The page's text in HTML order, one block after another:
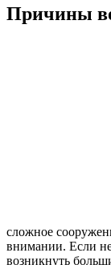
Причины
сложное
внимании. Если
возникнуть